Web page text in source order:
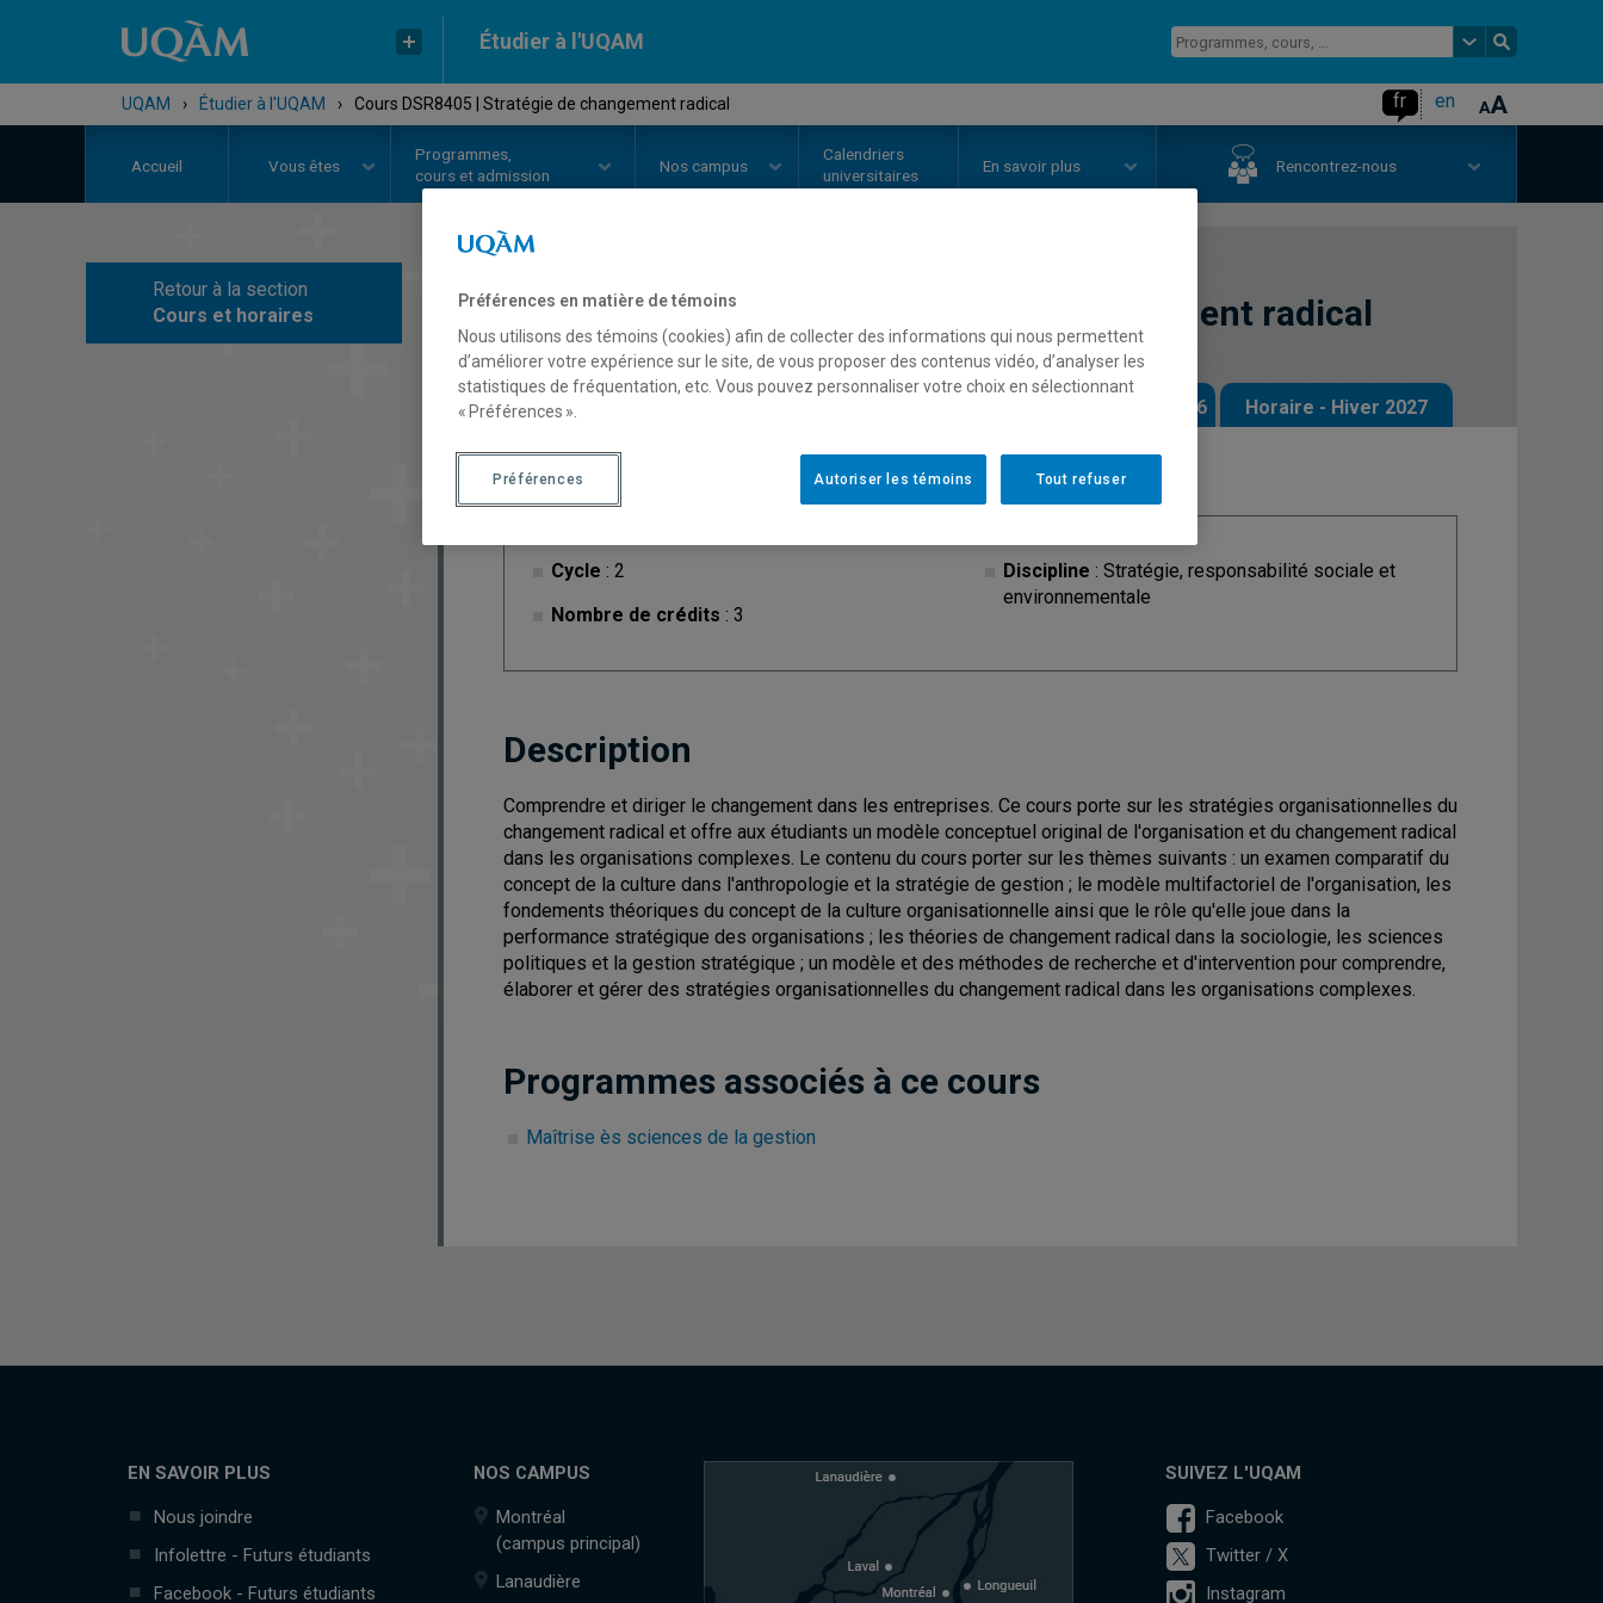
Étudier à l'UQAM
UQAM › Étudier à l'UQAM › Cours DSR8405 | Stratégie de changement radical fr en
Accueil Vous êtes
Programmes,
cours et admission
Nos campus
Calendriers
universitaires
En savoir plus Rencontrez-nous
Retour à la section
Cours et horaires
COURS// DSR8405 Stratégie de changement radical
Description Horaire - Automne 2026 Horaire - Hiver 2027
Cycle : 2
Nombre de crédits : 3
Discipline : Stratégie, responsabilité sociale et
environnementale
Description
Comprendre et diriger le changement dans les entreprises. Ce cours porte sur les stratégies organisationnelles du
changement radical et offre aux étudiants un modèle conceptuel original de l'organisation et du changement radical
dans les organisations complexes. Le contenu du cours porter sur les thèmes suivants : un examen comparatif du
concept de la culture dans l'anthropologie et la stratégie de gestion ; le modèle multifactoriel de l'organisation, les
fondements théoriques du concept de la culture organisationnelle ainsi que le rôle qu'elle joue dans la
performance stratégique des organisations ; les théories de changement radical dans la sociologie, les sciences
politiques et la gestion stratégique ; un modèle et des méthodes de recherche et d'intervention pour comprendre,
élaborer et gérer des stratégies organisationnelles du changement radical dans les organisations complexes.
Programmes associés à ce cours
Maîtrise ès sciences de la gestion
EN SAVOIR PLUS
Nous joindre
Infolettre - Futurs étudiants
Facebook - Futurs étudiants
NOS CAMPUS
Montréal
(campus principal)
Lanaudière
SUIVEZ L'UQAM
Facebook
Twitter / X
Instagram
Préférences en matière de témoins
Nous utilisons des témoins (cookies) afin de collecter des informations qui nous permettent
d’améliorer votre expérience sur le site, de vous proposer des contenus vidéo, d’analyser les
statistiques de fréquentation, etc. Vous pouvez personnaliser votre choix en sélectionnant
« Préférences ».
Tout refuser
Autoriser les témoins
Préférences